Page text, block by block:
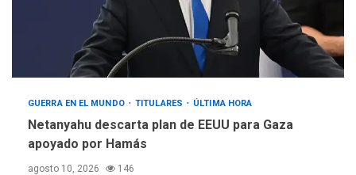
GUERRA EN EL MUNDO TITULARES ÚLTIMA HORA
Netanyahu descarta plan de EEUU para Gaza
apoyado por Hamás
agosto 10, 2026 146